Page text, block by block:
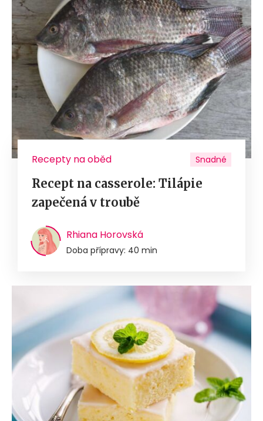
Recepty na oběd Snadné
Recept na casserole: Tilápie
zapečená v troubě
Rhiana Horovská
Doba přípravy: 40 min